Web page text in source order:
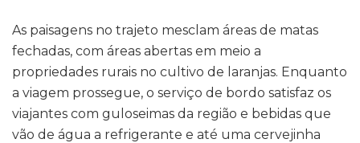
As paisagens no trajeto mesclam áreas de matas
fechadas, com áreas abertas em meio a
propriedades rurais no cultivo de laranjas. Enquanto
a viagem prossegue, o serviço de bordo satisfaz os
viajantes com guloseimas da região e bebidas que
vão de água a refrigerante e até uma cervejinha